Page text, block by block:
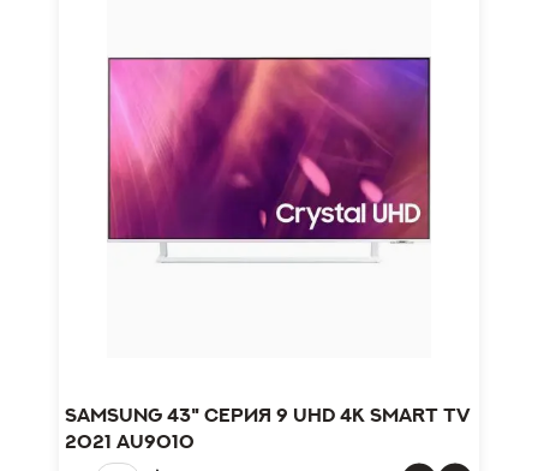
Samsung 43" серия 9 UHD 4K Smart TV
2021 AU9010